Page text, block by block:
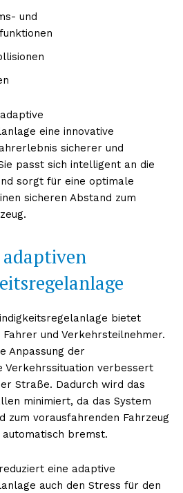
und
eine innovative
sicherer und
passt sich intelligent an die
sorgt für eine optimale
sicheren Abstand zum
bietet
und Verkehrsteilnehmer.
Anpassung der
Verkehrssituation verbessert
Straße. Dadurch wird das
minimiert, da das System
zum vorausfahrenden Fahrzeug
bremst.
eine adaptive
auch den Stress für den